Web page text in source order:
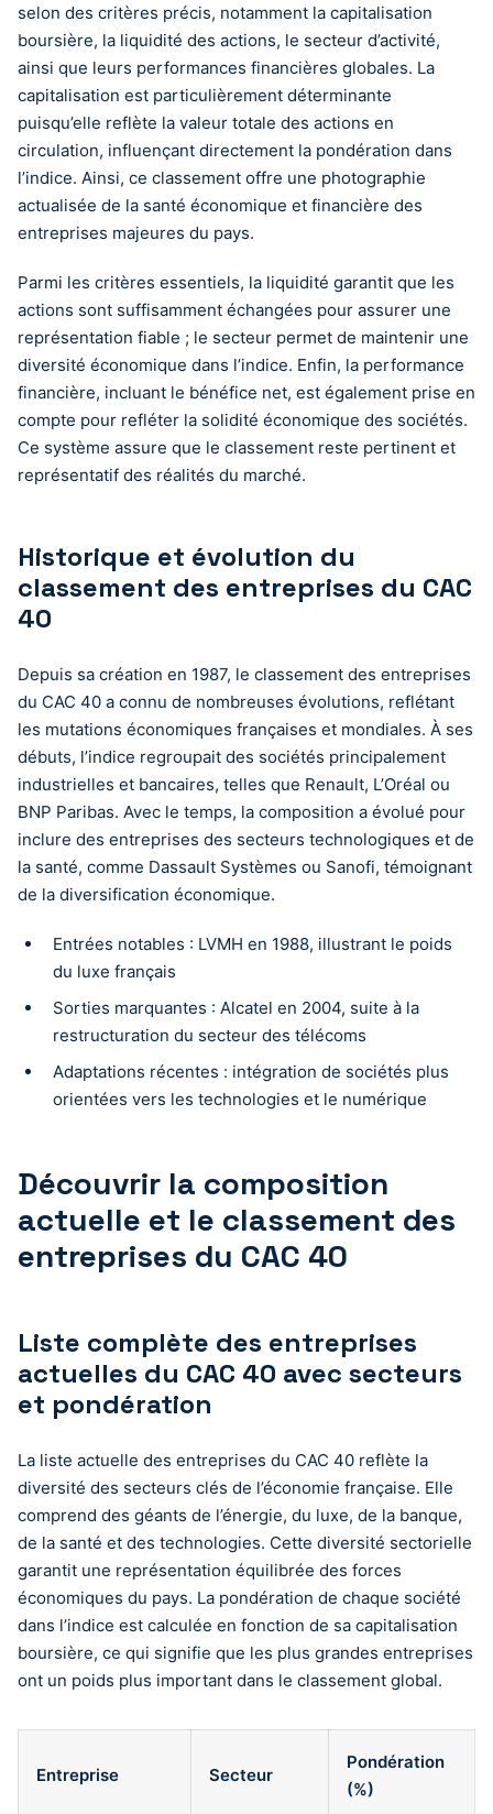
selon des critères précis, notamment la capitalisation
boursière, la liquidité des actions, le secteur d’activité,
ainsi que leurs performances financières globales. La
capitalisation est particulièrement déterminante
puisqu’elle reflète la valeur totale des actions en
circulation, influençant directement la pondération dans
l’indice. Ainsi, ce classement offre une photographie
actualisée de la santé économique et financière des
entreprises majeures du pays.
Parmi les critères essentiels, la liquidité garantit que les
actions sont suffisamment échangées pour assurer une
représentation fiable ; le secteur permet de maintenir une
diversité économique dans l’indice. Enfin, la performance
financière, incluant le bénéfice net, est également prise en
compte pour refléter la solidité économique des sociétés.
Ce système assure que le classement reste pertinent et
représentatif des réalités du marché.
Historique et évolution du
classement des entreprises du CAC
40
Depuis sa création en 1987, le classement des entreprises
du CAC 40 a connu de nombreuses évolutions, reflétant
les mutations économiques françaises et mondiales. À ses
débuts, l’indice regroupait des sociétés principalement
industrielles et bancaires, telles que Renault, L’Oréal ou
BNP Paribas. Avec le temps, la composition a évolué pour
inclure des entreprises des secteurs technologiques et de
la santé, comme Dassault Systèmes ou Sanofi, témoignant
de la diversification économique.
Entrées notables : LVMH en 1988, illustrant le poids
du luxe français
Sorties marquantes : Alcatel en 2004, suite à la
restructuration du secteur des télécoms
Adaptations récentes : intégration de sociétés plus
orientées vers les technologies et le numérique
Découvrir la composition
actuelle et le classement des
entreprises du CAC 40
Liste complète des entreprises
actuelles du CAC 40 avec secteurs
et pondération
La liste actuelle des entreprises du CAC 40 reflète la
diversité des secteurs clés de l’économie française. Elle
comprend des géants de l’énergie, du luxe, de la banque,
de la santé et des technologies. Cette diversité sectorielle
garantit une représentation équilibrée des forces
économiques du pays. La pondération de chaque société
dans l’indice est calculée en fonction de sa capitalisation
boursière, ce qui signifie que les plus grandes entreprises
ont un poids plus important dans le classement global.
Entreprise Secteur
Pondération
(%)